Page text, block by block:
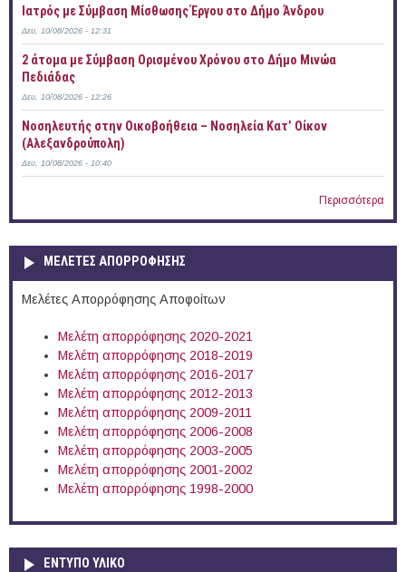
Ιατρός με Σύμβαση Μίσθωσης Έργου στο Δήμο Άνδρου
Δευ, 10/08/2026 - 12:31
2 άτομα με Σύμβαση Ορισμένου Χρόνου στο Δήμο Μινώα
Πεδιάδας
Δευ, 10/08/2026 - 12:26
Νοσηλευτής στην Οικοβοήθεια – Νοσηλεία Κατ’ Οίκον
(Αλεξανδρούπολη)
Δευ, 10/08/2026 - 10:40
Περισσότερα
ΜΕΛΕΤΕΣ ΑΠΟΡΡΟΦΗΣΗΣ
Μελέτες Απορρόφησης Αποφοίτων
Μελέτη απορρόφησης 2020-2021
Μελέτη απορρόφησης 2018-2019
Μελέτη απορρόφησης 2016-2017
Μελέτη απορρόφησης 2012-2013
Μελέτη απορρόφησης 2009-2011
Μελέτη απορρόφησης 2006-2008
Μελέτη απορρόφησης 2003-2005
Μελέτη απορρόφησης 2001-2002
Μελέτη απορρόφησης 1998-2000
ΕΝΤΥΠΟ ΥΛΙΚΟ